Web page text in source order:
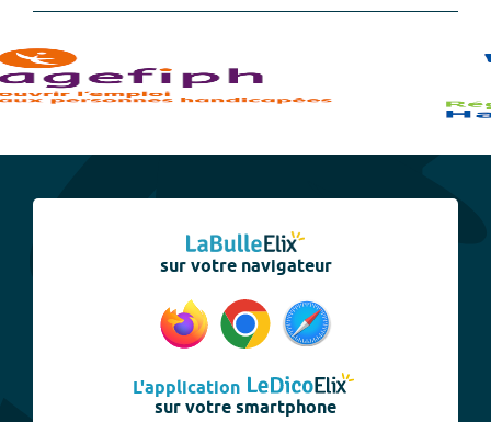
sur votre navigateur
L'application
sur votre smartphone